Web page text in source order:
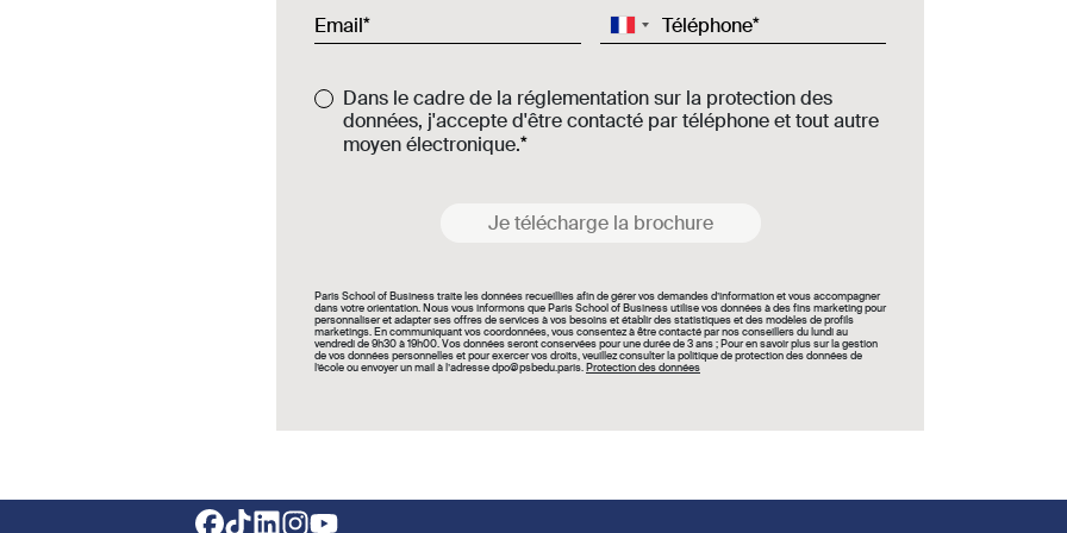
Email Téléphone
Dans le cadre de la réglementation sur la protection des
données, j'accepte d'être contacté par téléphone et tout autre
moyen électronique.
Je télécharge la brochure
Paris School of Business traite les données recueillies afin de gérer vos demandes d’information et vous accompagner
dans votre orientation. Nous vous informons que Paris School of Business utilise vos données à des fins marketing pour
personnaliser et adapter ses offres de services à vos besoins et établir des statistiques et des modèles de profils
marketings. En communiquant vos coordonnées, vous consentez à être contacté par nos conseillers du lundi au
vendredi de 9h30 à 19h00. Vos données seront conservées pour une durée de 3 ans ; Pour en savoir plus sur la gestion
de vos données personnelles et pour exercer vos droits, veuillez consulter la politique de protection des données de
l’école ou envoyer un mail à l’adresse dpo@psbedu.paris.Protection des données